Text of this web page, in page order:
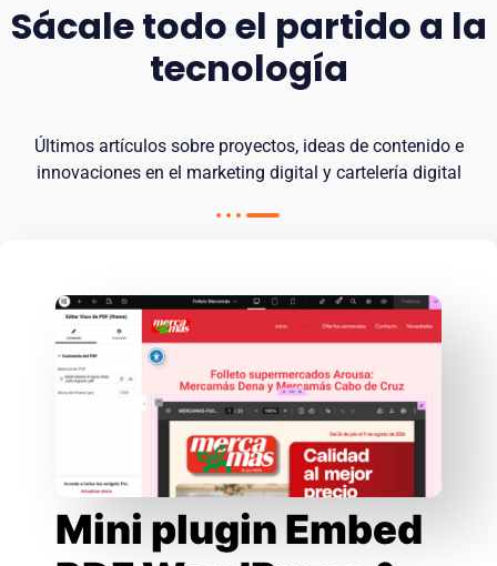
Sácale todo el partido a la
tecnología
Últimos artículos sobre proyectos, ideas de contenido e
innovaciones en el marketing digital y cartelería digital
Mini plugin Embed